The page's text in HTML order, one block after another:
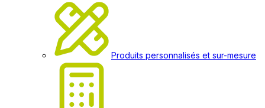
Produits personnalisés et sur-mesure